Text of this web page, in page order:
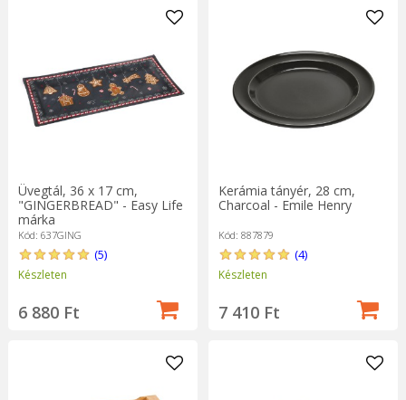
Üvegtál, 36 x 17 cm,
"GINGERBREAD" - Easy Life
márka
Kód: 637GING
(5)
Készleten
6 880 Ft
Kerámia tányér, 28 cm,
Charcoal - Emile Henry
Kód: 887879
(4)
Készleten
7 410 Ft